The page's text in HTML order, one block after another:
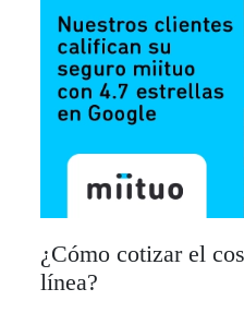
¿Cómo cotizar el
línea?